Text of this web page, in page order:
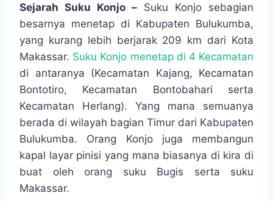
c
e
o
o
k
i
t
e
r
t
A
p
p
y
p
e
e
r
a
m
n
e
a
r
e
Sejarah Suku Konjo – Suku Konjo sebagian
besarnya menetap di Kabupaten Bulukumba,
yang kurang lebih berjarak 209 km dari Kota
Makassar. Suku Konjo menetap di 4 Kecamatan
di antaranya (Kecamatan Kajang, Kecamatan
Bontotiro, Kecamatan Bontobahari serta
Kecamatan Herlang). Yang mana semuanya
berada di wilayah bagian Timur dari Kabupaten
Bulukumba. Orang Konjo juga membangun
kapal layar pinisi yang mana biasanya di kira di
buat oleh orang suku Bugis serta suku
Makassar.